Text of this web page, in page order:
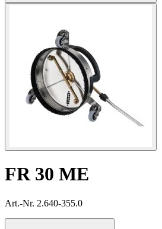
FR 30 ME
Art.-Nr. 2.640-355.0